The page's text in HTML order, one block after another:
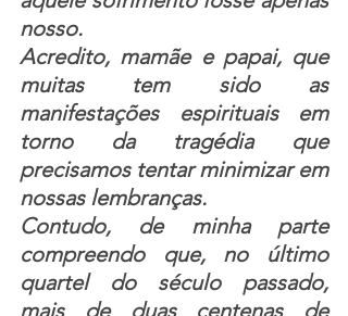
nosso.
Acredito, mamãe e papai, que
muitas tem sido as
manifestações espirituais em
torno da tragédia que
precisamos tentar minimizar em
nossas lembranças.
Contudo, de minha parte
compreendo que, no último
quartel do século passado,
mais de duas centenas de